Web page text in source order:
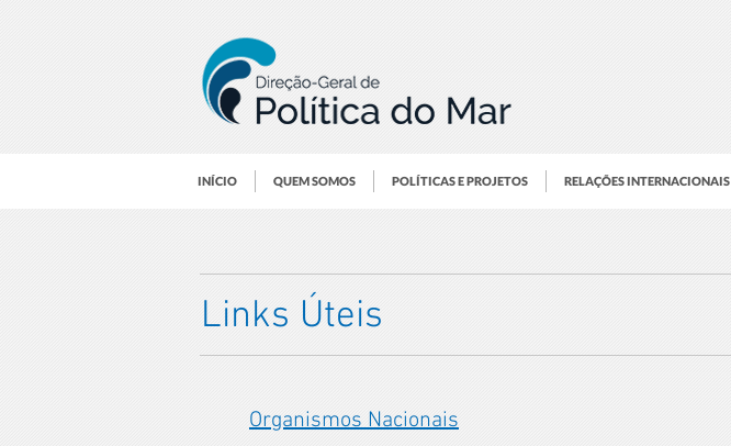
INÍCIO QUEM SOMOS POLÍTICAS E PROJETOS RELAÇÕES INTERNACIONAIS
Organismos Nacionais
Links Úteis